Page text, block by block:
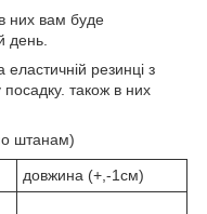
них вам буде
день.
резинці з
також в них
штанам)
довжина (+,-1см)